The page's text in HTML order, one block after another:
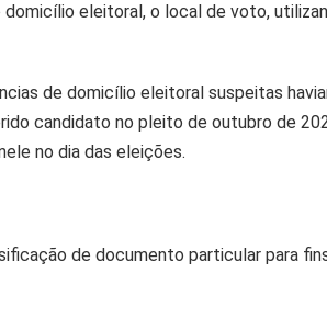
eleitoral, o local de voto,
de domicílio eleitoral suspeitas
candidato no pleito de outubro de
no dia das eleições.
de documento particular para